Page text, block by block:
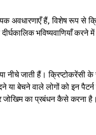
अवधारणाएँ हैं, विशेष रूप से
भविष्यवाणियाँ करने में
नीचे जाती हैं। क्रिप्टोकरेंसी
या बेचने वाले लोगों को इन
जोखिम का प्रबंधन कैसे करना है।